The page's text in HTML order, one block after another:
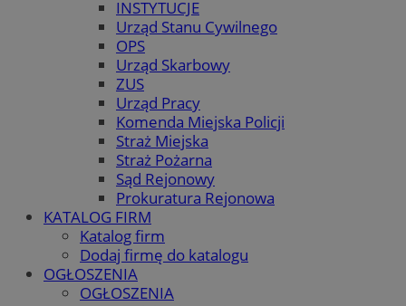
INSTYTUCJE
Urząd Stanu Cywilnego
OPS
Urząd Skarbowy
ZUS
Urząd Pracy
Komenda Miejska Policji
Straż Miejska
Straż Pożarna
Sąd Rejonowy
Prokuratura Rejonowa
KATALOG FIRM
Katalog firm
Dodaj firmę do katalogu
OGŁOSZENIA
OGŁOSZENIA